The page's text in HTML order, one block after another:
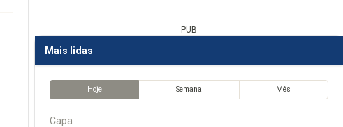
PUB
Mais lidas
Hoje Semana Mês
Capa